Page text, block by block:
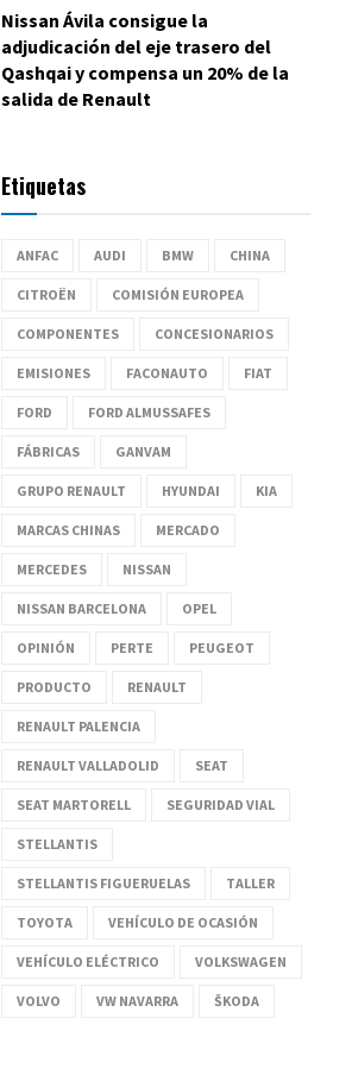
Nissan Ávila consigue la
adjudicación del eje trasero del
Qashqai y compensa un 20% de la
salida de Renault
Etiquetas
ANFAC AUDI BMW CHINA
CITROËN COMISIÓN EUROPEA
COMPONENTES CONCESIONARIOS
EMISIONES FACONAUTO FIAT
FORD FORD ALMUSSAFES
FÁBRICAS GANVAM
GRUPO RENAULT HYUNDAI KIA
MARCAS CHINAS MERCADO
MERCEDES NISSAN
NISSAN BARCELONA OPEL
OPINIÓN PERTE PEUGEOT
PRODUCTO RENAULT
RENAULT PALENCIA
RENAULT VALLADOLID SEAT
SEAT MARTORELL SEGURIDAD VIAL
STELLANTIS
STELLANTIS FIGUERUELAS TALLER
TOYOTA VEHÍCULO DE OCASIÓN
VEHÍCULO ELÉCTRICO VOLKSWAGEN
VOLVO VW NAVARRA ŠKODA